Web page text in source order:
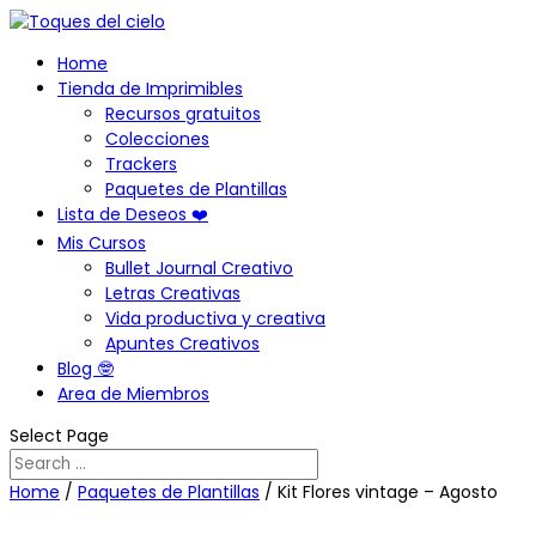
Home
Tienda de Imprimibles
Recursos gratuitos
Colecciones
Trackers
Paquetes de Plantillas
Lista de Deseos ❤️
Mis Cursos
Bullet Journal Creativo
Letras Creativas
Vida productiva y creativa
Apuntes Creativos
Blog 🤓
Area de Miembros
Select Page
Home / Paquetes de Plantillas / Kit Flores vintage – Agosto